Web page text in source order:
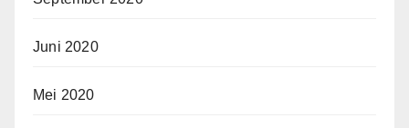
Juni 2020
Mei 2020